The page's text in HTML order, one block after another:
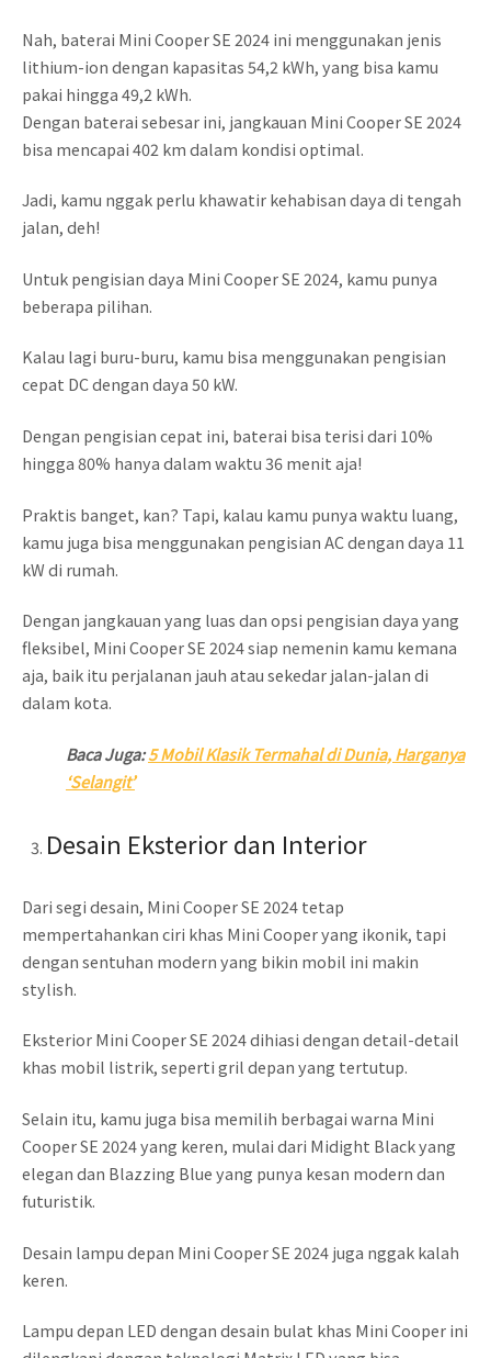
Nah, baterai Mini Cooper SE 2024 ini menggunakan jenis
lithium-ion dengan kapasitas 54,2 kWh, yang bisa kamu
pakai hingga 49,2 kWh.
Dengan baterai sebesar ini, jangkauan Mini Cooper SE 2024
bisa mencapai 402 km dalam kondisi optimal.
Jadi, kamu nggak perlu khawatir kehabisan daya di tengah
jalan, deh!
Untuk pengisian daya Mini Cooper SE 2024, kamu punya
beberapa pilihan.
Kalau lagi buru-buru, kamu bisa menggunakan pengisian
cepat DC dengan daya 50 kW.
Dengan pengisian cepat ini, baterai bisa terisi dari 10%
hingga 80% hanya dalam waktu 36 menit aja!
Praktis banget, kan? Tapi, kalau kamu punya waktu luang,
kamu juga bisa menggunakan pengisian AC dengan daya 11
kW di rumah.
Dengan jangkauan yang luas dan opsi pengisian daya yang
fleksibel, Mini Cooper SE 2024 siap nemenin kamu kemana
aja, baik itu perjalanan jauh atau sekedar jalan-jalan di
dalam kota.
Baca Juga:5 Mobil Klasik Termahal di Dunia, Harganya
‘Selangit’
Desain Eksterior dan Interior
Dari segi desain, Mini Cooper SE 2024 tetap
mempertahankan ciri khas Mini Cooper yang ikonik, tapi
dengan sentuhan modern yang bikin mobil ini makin
stylish.
Eksterior Mini Cooper SE 2024 dihiasi dengan detail-detail
khas mobil listrik, seperti gril depan yang tertutup.
Selain itu, kamu juga bisa memilih berbagai warna Mini
Cooper SE 2024 yang keren, mulai dari Midight Black yang
elegan dan Blazzing Blue yang punya kesan modern dan
futuristik.
Desain lampu depan Mini Cooper SE 2024 juga nggak kalah
keren.
Lampu depan LED dengan desain bulat khas Mini Cooper ini